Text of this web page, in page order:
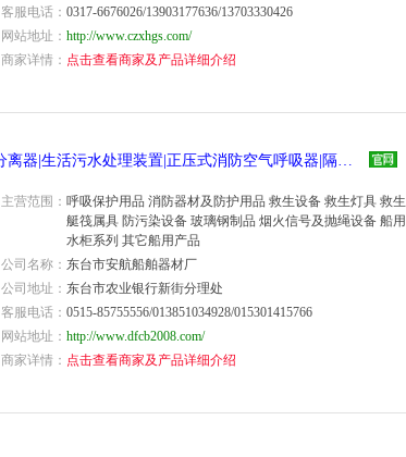
客服电话： 0317-6676026/13903177636/13703330426
网站地址： http://www.czxhgs.com/
商家详情： 点击查看商家及产品详细介绍
【安航】安航-呼吸器|油水分离器|生活污水处理装置|正压式消防空气呼吸器|隔热服|消防隔热服
主营范围： 呼吸保护用品 消防器材及防护用品 救生设备 救生灯具 救生
艇筏属具 防污染设备 玻璃钢制品 烟火信号及抛绳设备 船用
水柜系列 其它船用产品
公司名称： 东台市安航船舶器材厂
公司地址： 东台市农业银行新街分理处
客服电话： 0515-85755556/013851034928/015301415766
网站地址： http://www.dfcb2008.com/
商家详情： 点击查看商家及产品详细介绍